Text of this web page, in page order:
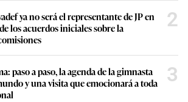
ya no será el representante de JP en
los acuerdos iniciales sobre la
2
paso a paso, la agenda de la gimnasta
y una visita que emocionará a toda
3